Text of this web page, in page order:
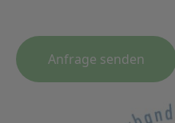
Anfrage senden